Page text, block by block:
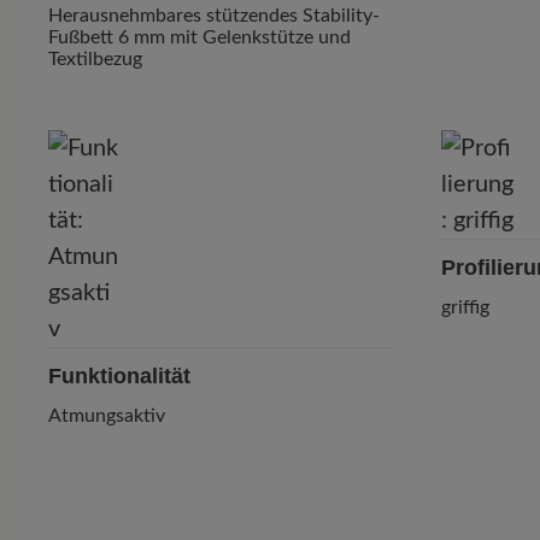
Herausnehmbares stützendes Stability-
Fußbett 6 mm mit Gelenkstütze und
Textilbezug
Funktionalität
Atmungsaktiv
griffig